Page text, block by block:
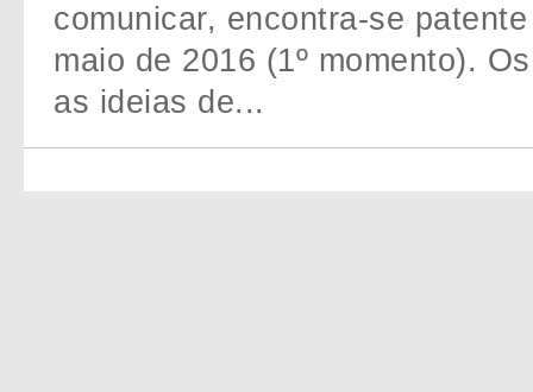
comunicar, encontra-se
maio de 2016 (1º momento).
as ideias de...